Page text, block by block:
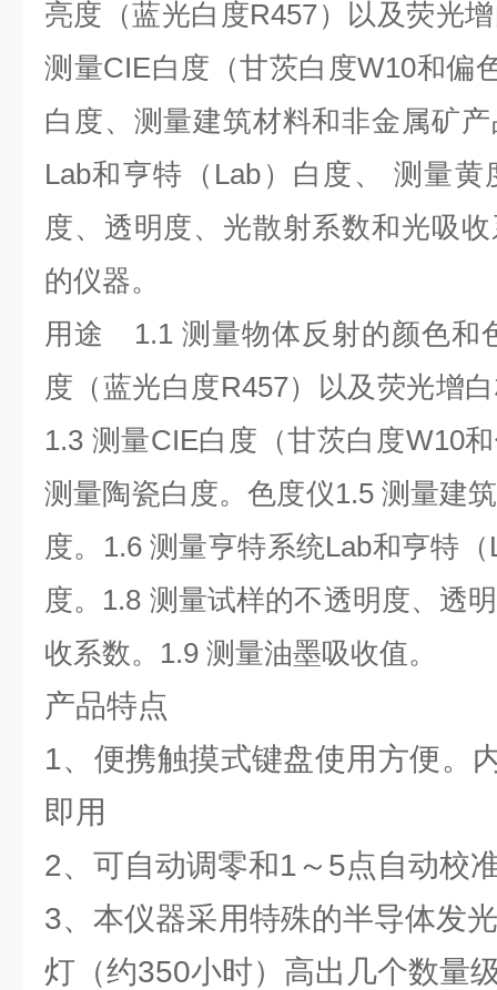
亮度（蓝光白度R457）以及荧光
测量CIE白度（甘茨白度W10和偏
白度、测量建筑材料和非金属矿
Lab和亨特（Lab）白度、 测量
度、透明度、光散射系数和光吸
的仪器。
用途 1.1 测量物体反射的颜色
度（蓝光白度R457）以及荧光
1.3 测量CIE白度（甘茨白度W10
测量陶瓷白度。色度仪1.5 测量建
度。1.6 测量亨特系统Lab和亨特
度。1.8 测量试样的不透明度、透
收系数。1.9 测量油墨吸收值。
产品特点
1、便携触摸式键盘使用方便。
即用
2、可自动调零和1～5点自动校
3、本仪器采用特殊的半导体发
灯（约350小时）高出几个数量